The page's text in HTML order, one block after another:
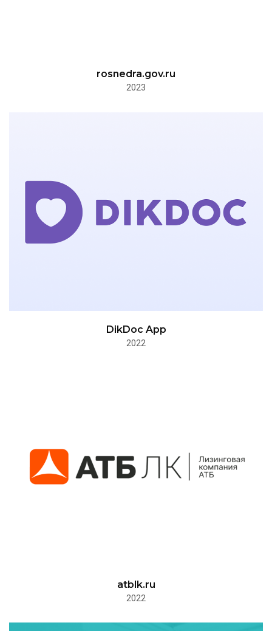
rosnedra.gov.ru
2023
DikDoc App
2022
atblk.ru
2022